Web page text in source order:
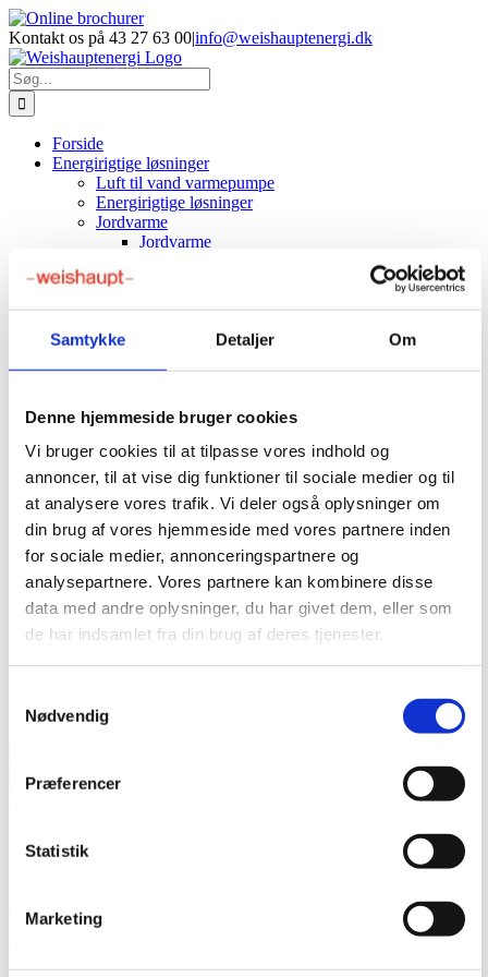
Samtykke Detaljer Om
Denne hjemmeside bruger cookies
Vi bruger cookies til at tilpasse vores indhold og
annoncer, til at vise dig funktioner til sociale medier og til
at analysere vores trafik. Vi deler også oplysninger om
din brug af vores hjemmeside med vores partnere inden
for sociale medier, annonceringspartnere og
analysepartnere. Vores partnere kan kombinere disse
data med andre oplysninger, du har givet dem, eller som
de har indsamlet fra din brug af deres tjenester.
Nødvendig
Præferencer
Statistik
Marketing
Skip
to
content
Facebook
LinkedIn
YouTube
Online
brochurer
E-
mail
Phone
Kontakt os på 43 27 63 00|info@weishauptenergi.dk
Søg
efter:
Forside
Energirigtige løsninger
Luft til vand varmepumpe
Energirigtige løsninger
Jordvarme
Jordvarme
Produkter
Aeroblock varmepumpe
Gaskedler
Service gasfyr
Service varmepumper
Info
Pro Partner
Energiberegning
Lyd og varmepumper
Manualer
Energimærker
Energiberegning
Forbedrer en varmepumpe energimærket og
boligens værdi?
Ja. En moderne varmepumpe reducerer varmeforbruget markant og
forbedrer energimærket, hvilket typisk øger boligens markedsværdi